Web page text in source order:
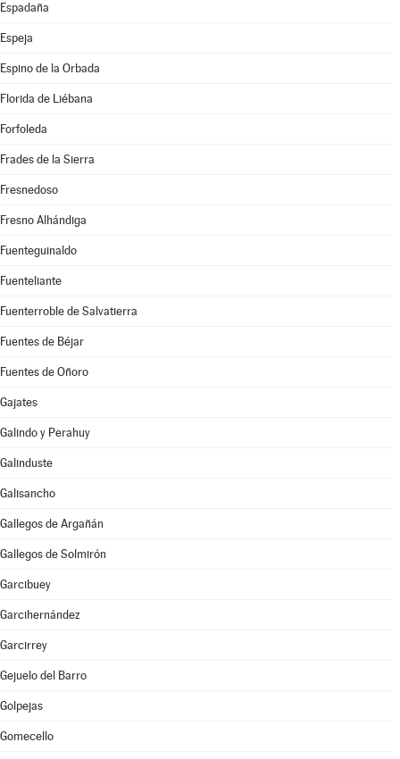
Espadaña
Espeja
Espino de la Orbada
Florida de Liébana
Forfoleda
Frades de la Sierra
Fresnedoso
Fresno Alhándiga
Fuenteguinaldo
Fuenteliante
Fuenterroble de Salvatierra
Fuentes de Béjar
Fuentes de Oñoro
Gajates
Galindo y Perahuy
Galinduste
Galisancho
Gallegos de Argañán
Gallegos de Solmirón
Garcibuey
Garcihernández
Garcirrey
Gejuelo del Barro
Golpejas
Gomecello